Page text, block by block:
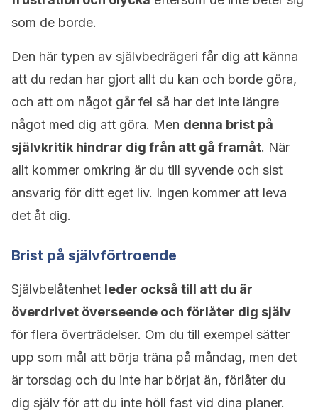
som de borde.
Den här typen av självbedrägeri får dig att känna
att du redan har gjort allt du kan och borde göra,
och att om något går fel så har det inte längre
något med dig att göra. Men denna brist på
självkritik hindrar dig från att gå framåt. När
allt kommer omkring är du till syvende och sist
ansvarig för ditt eget liv. Ingen kommer att leva
det åt dig.
Brist på självförtroende
Självbelåtenhet leder också till att du är
överdrivet överseende och förlåter dig själv
för flera överträdelser. Om du till exempel sätter
upp som mål att börja träna på måndag, men det
är torsdag och du inte har börjat än, förlåter du
dig själv för att du inte höll fast vid dina planer.